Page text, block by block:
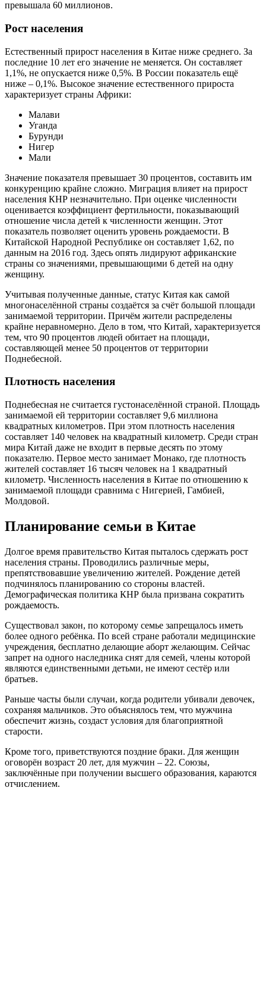
превышала 60 миллионов.
Рост населения
Естественный прирост населения в Китае ниже среднего. За
последние 10 лет его значение не меняется. Он составляет
1,1%, не опускается ниже 0,5%. В России показатель ещё
ниже – 0,1%. Высокое значение естественного прироста
характеризует страны Африки:
Малави
Уганда
Бурунди
Нигер
Мали
Значение показателя превышает 30 процентов, составить им
конкуренцию крайне сложно. Миграция влияет на прирост
населения КНР незначительно. При оценке численности
оценивается коэффициент фертильности, показывающий
отношение числа детей к численности женщин. Этот
показатель позволяет оценить уровень рождаемости. В
Китайской Народной Республике он составляет 1,62, по
данным на 2016 год. Здесь опять лидируют африканские
страны со значениями, превышающими 6 детей на одну
женщину.
Учитывая полученные данные, статус Китая как самой
многонаселённой страны создаётся за счёт большой площади
занимаемой территории. Причём жители распределены
крайне неравномерно. Дело в том, что Китай, характеризуется
тем, что 90 процентов людей обитает на площади,
составляющей менее 50 процентов от территории
Поднебесной.
Плотность населения
Поднебесная не считается густонаселённой страной. Площадь
занимаемой ей территории составляет 9,6 миллиона
квадратных километров. При этом плотность населения
составляет 140 человек на квадратный километр. Среди стран
мира Китай даже не входит в первые десять по этому
показателю. Первое место занимает Монако, где плотность
жителей составляет 16 тысяч человек на 1 квадратный
километр. Численность населения в Китае по отношению к
занимаемой площади сравнима с Нигерией, Гамбией,
Молдовой.
Планирование семьи в Китае
Долгое время правительство Китая пыталось сдержать рост
населения страны. Проводились различные меры,
препятствовавшие увеличению жителей. Рождение детей
подчинялось планированию со стороны властей.
Демографическая политика КНР была призвана сократить
рождаемость.
Существовал закон, по которому семье запрещалось иметь
более одного ребёнка. По всей стране работали медицинские
учреждения, бесплатно делающие аборт желающим. Сейчас
запрет на одного наследника снят для семей, члены которой
являются единственными детьми, не имеют сестёр или
братьев.
Раньше часты были случаи, когда родители убивали девочек,
сохраняя мальчиков. Это объяснялось тем, что мужчина
обеспечит жизнь, создаст условия для благоприятной
старости.
Кроме того, приветствуются поздние браки. Для женщин
оговорён возраст 20 лет, для мужчин – 22. Союзы,
заключённые при получении высшего образования, караются
отчислением.